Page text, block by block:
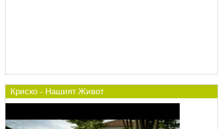
Криско - Нашият Живот